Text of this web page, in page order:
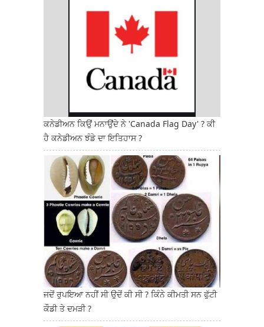
ਕਨੇਡੀਅਨ ਕਿਉਂ ਮਨਾਉਂਦੇ ਨੇ 'Canada Flag Day' ? ਕੀ
ਹੈ ਕਨੇਡੀਅਨ ਝੰਡੇ ਦਾ ਇਤਿਹਾਸ ?
ਜਦੋਂ ਰੁਪਇਆ ਨਹੀਂ ਸੀ ਉਦੋਂ ਕੀ ਸੀ ? ਕਿੰਨੇ ਕੀਮਤੀ ਸਨ ਫੁੱਟੀ
ਕੌਡੀ ਤੇ ਦਮੜੀ ?